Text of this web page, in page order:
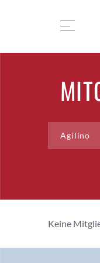
Keine